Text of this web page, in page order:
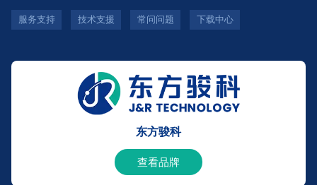
服务支持 技术支援 常问问题 下载中心
东方骏科
查看品牌